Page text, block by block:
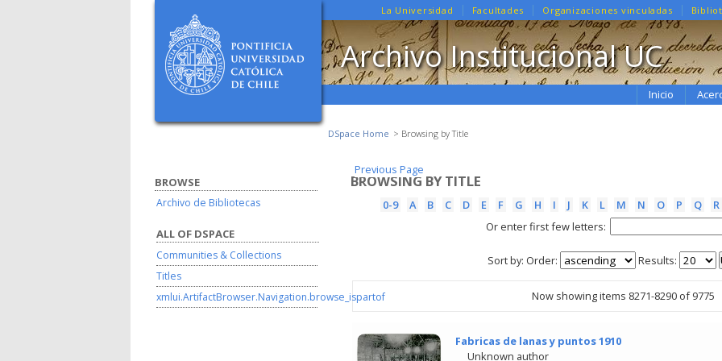
La Universidad Facultades Organizaciones vinculadas
Archivo Institucional UC
Inicio
DSpace Home Browsing by Title
BROWSING BY TITLE
0-9 A B C D E F G H I J K L M N O P Q R
Or enter first few letters:
Sort by: Order: Results:
Previous Page
Now showing items 8271-8290 of 9775
Fabricas de lanas y puntos 1910
Unknown author
Previous Page
BROWSE
Archivo de Bibliotecas
ALL OF DSPACE
Communities & Collections
Titles
xmlui.ArtifactBrowser.Navigation.browse_ispartof